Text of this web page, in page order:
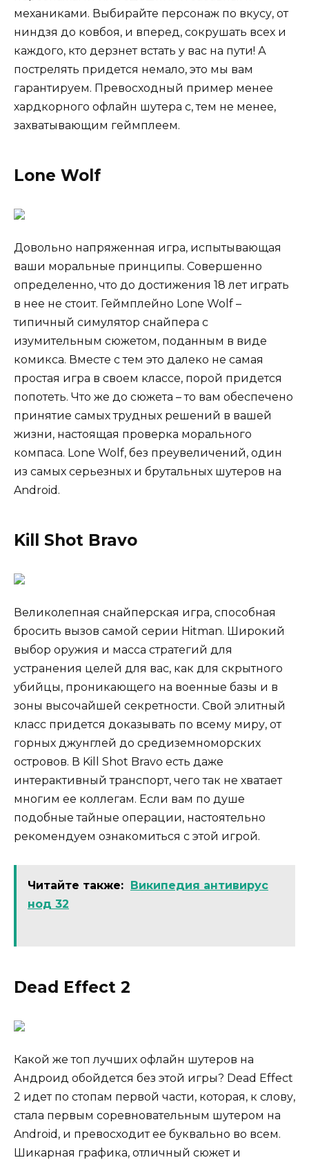
механиками. Выбирайте персонаж по вкусу, от
ниндзя до ковбоя, и вперед, сокрушать всех и
каждого, кто дерзнет встать у вас на пути! А
пострелять придется немало, это мы вам
гарантируем. Превосходный пример менее
хардкорного офлайн шутера с, тем не менее,
захватывающим геймплеем.
Lone Wolf
Довольно напряженная игра, испытывающая
ваши моральные принципы. Совершенно
определенно, что до достижения 18 лет играть
в нее не стоит. Геймплейно Lone Wolf –
типичный симулятор снайпера с
изумительным сюжетом, поданным в виде
комикса. Вместе с тем это далеко не самая
простая игра в своем классе, порой придется
попотеть. Что же до сюжета – то вам обеспечено
принятие самых трудных решений в вашей
жизни, настоящая проверка морального
компаса. Lone Wolf, без преувеличений, один
из самых серьезных и брутальных шутеров на
Android.
Kill Shot Bravo
Великолепная снайперская игра, способная
бросить вызов самой серии Hitman. Широкий
выбор оружия и масса стратегий для
устранения целей для вас, как для скрытного
убийцы, проникающего на военные базы и в
зоны высочайшей секретности. Свой элитный
класс придется доказывать по всему миру, от
горных джунглей до средиземноморских
островов. В Kill Shot Bravo есть даже
интерактивный транспорт, чего так не хватает
многим ее коллегам. Если вам по душе
подобные тайные операции, настоятельно
рекомендуем ознакомиться с этой игрой.
Читайте также: Википедия антивирус
нод 32
Dead Effect 2
Какой же топ лучших офлайн шутеров на
Андроид обойдется без этой игры? Dead Effect
2 идет по стопам первой части, которая, к слову,
стала первым соревновательным шутером на
Android, и превосходит ее буквально во всем.
Шикарная графика, отличный сюжет и